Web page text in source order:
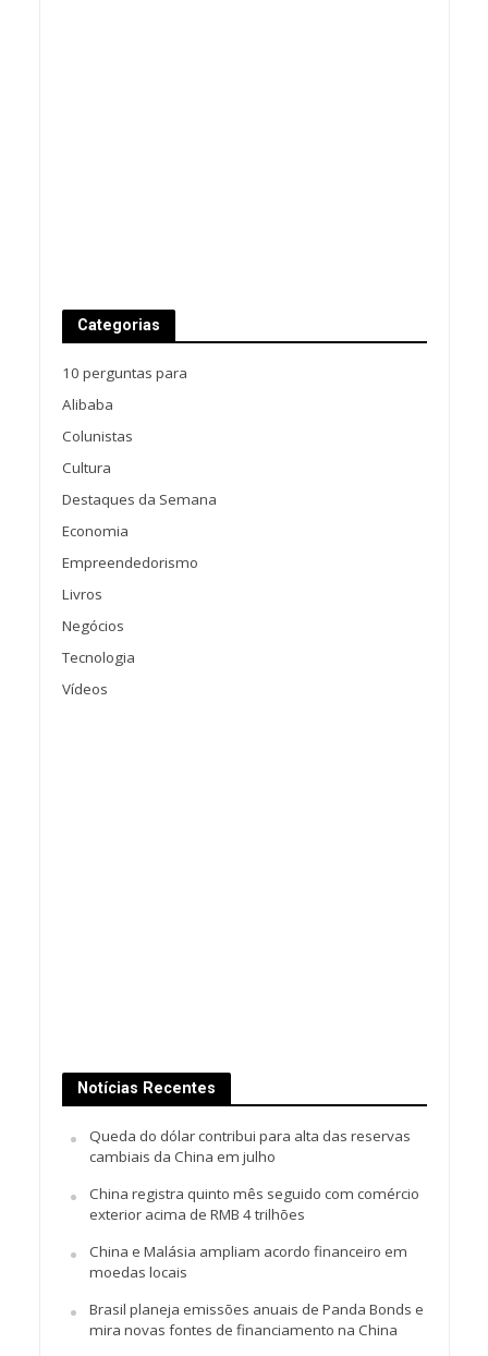
Categorias
10 perguntas para
Alibaba
Colunistas
Cultura
Destaques da Semana
Economia
Empreendedorismo
Livros
Negócios
Tecnologia
Vídeos
Notícias Recentes
Queda do dólar contribui para alta das reservas
cambiais da China em julho
China registra quinto mês seguido com comércio
exterior acima de RMB 4 trilhões
China e Malásia ampliam acordo financeiro em
moedas locais
Brasil planeja emissões anuais de Panda Bonds e
mira novas fontes de financiamento na China